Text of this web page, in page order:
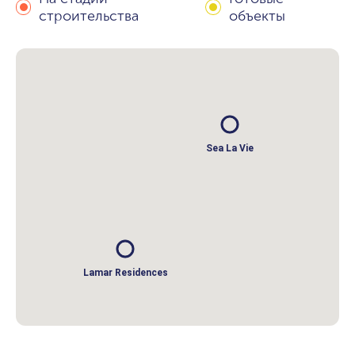
строительства
объекты
Sea La Vie
Lamar Residences